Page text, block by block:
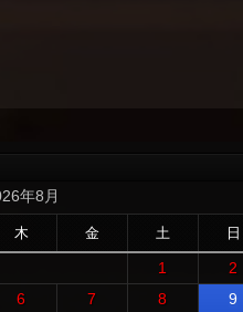
年8月
木 金 土 日
1
2
6 7 8
9